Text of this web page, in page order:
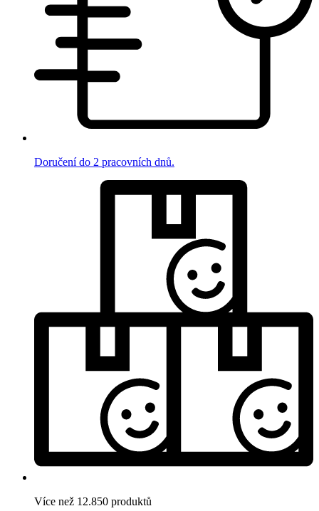
Doručení do 2 pracovních dnů.
Více než 12.850 produktů